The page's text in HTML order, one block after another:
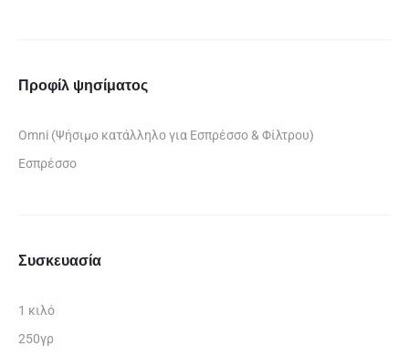
Προφίλ ψησίματος
Omni (Ψήσιμο κατάλληλο για Εσπρέσσο & Φίλτρου)
Εσπρέσσο
Συσκευασία
1 κιλό
250γρ